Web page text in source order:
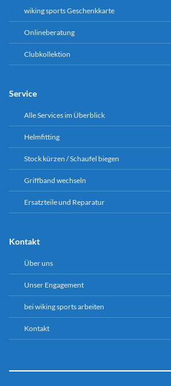
wiking sports Geschenkkarte
Onlineberatung
Clubkollektion
Service
Alle Services im Überblick
Helmfitting
Stock kürzen / Schaufel biegen
Griffband wechseln
Ersatzteile und Reparatur
Kontakt
Über uns
Unser Engagement
bei wiking sports arbeiten
Kontakt